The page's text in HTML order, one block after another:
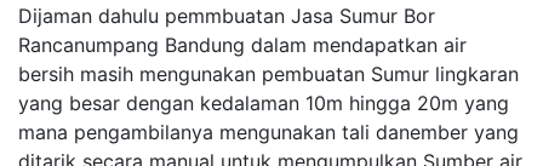
Dijaman dahulu pemmbuatan Jasa Sumur Bor
Rancanumpang Bandung dalam mendapatkan air
bersih masih mengunakan pembuatan Sumur lingkaran
yang besar dengan kedalaman 10m hingga 20m yang
mana pengambilanya mengunakan tali danember yang
ditarik secara manual untuk mengumpulkan Sumber air